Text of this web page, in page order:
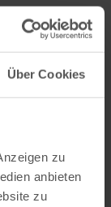
Über Cookies
zu
anbieten
zu